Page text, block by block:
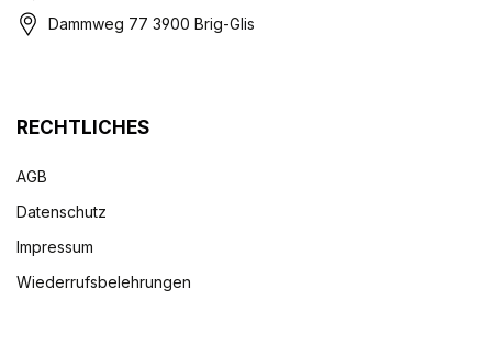
Dammweg 77 3900 Brig-Glis
RECHTLICHES
AGB
Datenschutz
Impressum
Wiederrufsbelehrungen